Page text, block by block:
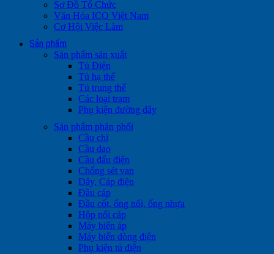
Sơ Đồ Tổ Chức
Văn Hóa ICO Việt Nam
Cơ Hội Việc Làm
Sản phẩm
Sản phẩm sản xuất
Tủ Điện
Tủ hạ thế
Tủ trung thế
Các loại trạm
Phụ kiện đường dây
Sản phẩm phân phối
Cầu chì
Cầu dao
Cầu đấu điện
Chống sét van
Dây, Cáp điện
Đầu cáp
Đầu cốt, ống nối, ống nhựa
Hộp nối cáp
Máy biến áp
Máy biến dòng điện
Phụ kiện tủ điện